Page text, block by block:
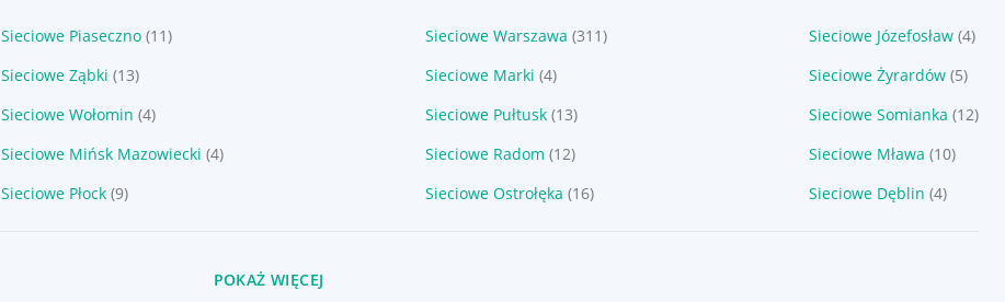
Sieciowe Piaseczno (11) Sieciowe Warszawa (311) Sieciowe Józefosław (4)
Sieciowe Ząbki (13) Sieciowe Marki (4) Sieciowe Żyrardów (5)
Sieciowe Wołomin (4) Sieciowe Pułtusk (13) Sieciowe Somianka (12)
Sieciowe Mińsk Mazowiecki (4) Sieciowe Radom (12) Sieciowe Mława (10)
Sieciowe Płock (9) Sieciowe Ostrołęka (16) Sieciowe Dęblin (4)
POKAŻ WIĘCEJ